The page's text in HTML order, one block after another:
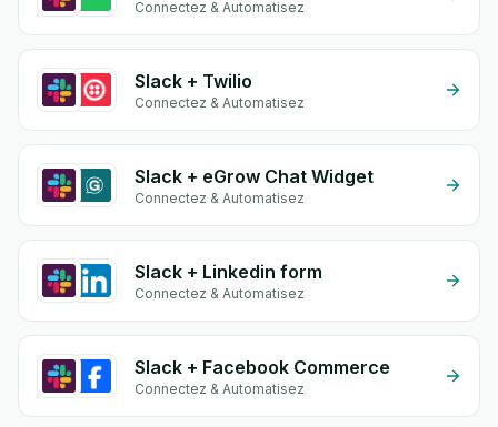
Connectez & Automatisez
Slack + Twilio
Connectez & Automatisez
Slack + eGrow Chat Widget
Connectez & Automatisez
Slack + Linkedin form
Connectez & Automatisez
Slack + Facebook Commerce
Connectez & Automatisez